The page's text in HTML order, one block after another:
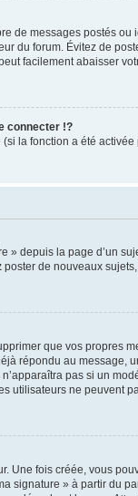
de messages postés
du forum. Évitez de
facilement abaisser
connecter !?
la fonction a été
depuis la page d’un
poster de nouveaux
que vos
répondu au message,
pas si un
utilisateurs ne peuvent
Une fois créée, vous
signature » à partir du